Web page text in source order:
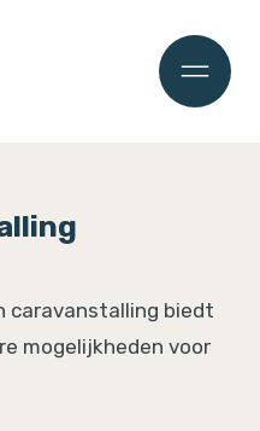
caravanstalling biedt
mogelijkheden voor